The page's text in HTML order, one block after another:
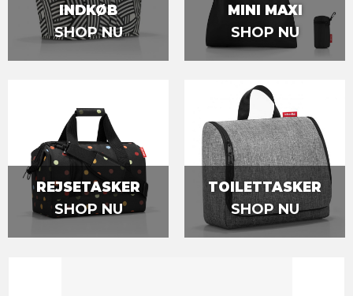
INDKØB
SHOP NU
MINI MAXI
SHOP NU
REJSETASKER
SHOP NU
TOILETTASKER
SHOP NU